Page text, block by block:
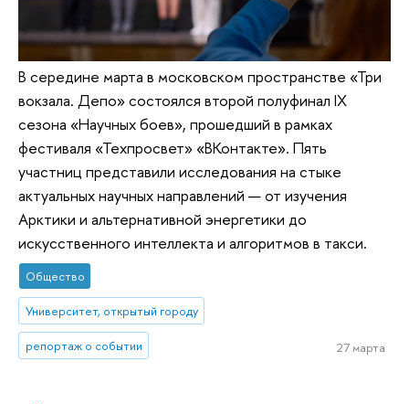
В середине марта в московском пространстве «Три
вокзала. Депо» состоялся второй полуфинал IX
сезона «Научных боев», прошедший в рамках
фестиваля «Техпросвет» «ВКонтакте». Пять
участниц представили исследования на стыке
актуальных научных направлений — от изучения
Арктики и альтернативной энергетики до
искусственного интеллекта и алгоритмов в такси.
Общество
Университет, открытый городу
репортаж о событии 27 марта